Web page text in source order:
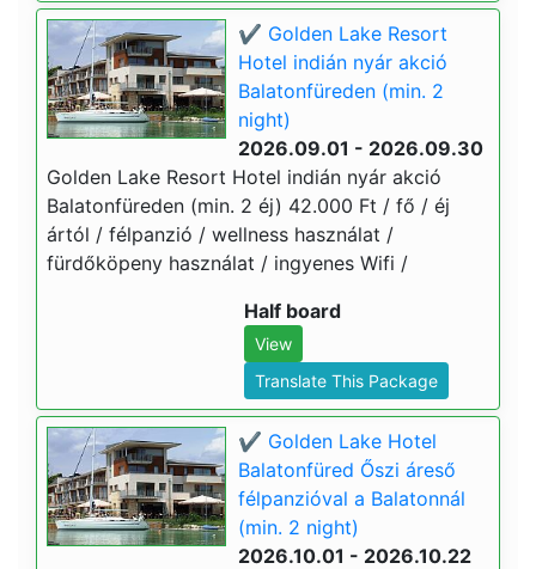
✔️ Golden Lake Resort
Hotel indián nyár akció
Balatonfüreden (min. 2
night)
2026.09.01 - 2026.09.30
Golden Lake Resort Hotel indián nyár akció
Balatonfüreden (min. 2 éj) 42.000 Ft / fő / éj
ártól / félpanzió / wellness használat /
fürdőköpeny használat / ingyenes Wifi /
Half board
View
Translate This Package
✔️ Golden Lake Hotel
Balatonfüred Őszi áreső
félpanzióval a Balatonnál
(min. 2 night)
2026.10.01 - 2026.10.22